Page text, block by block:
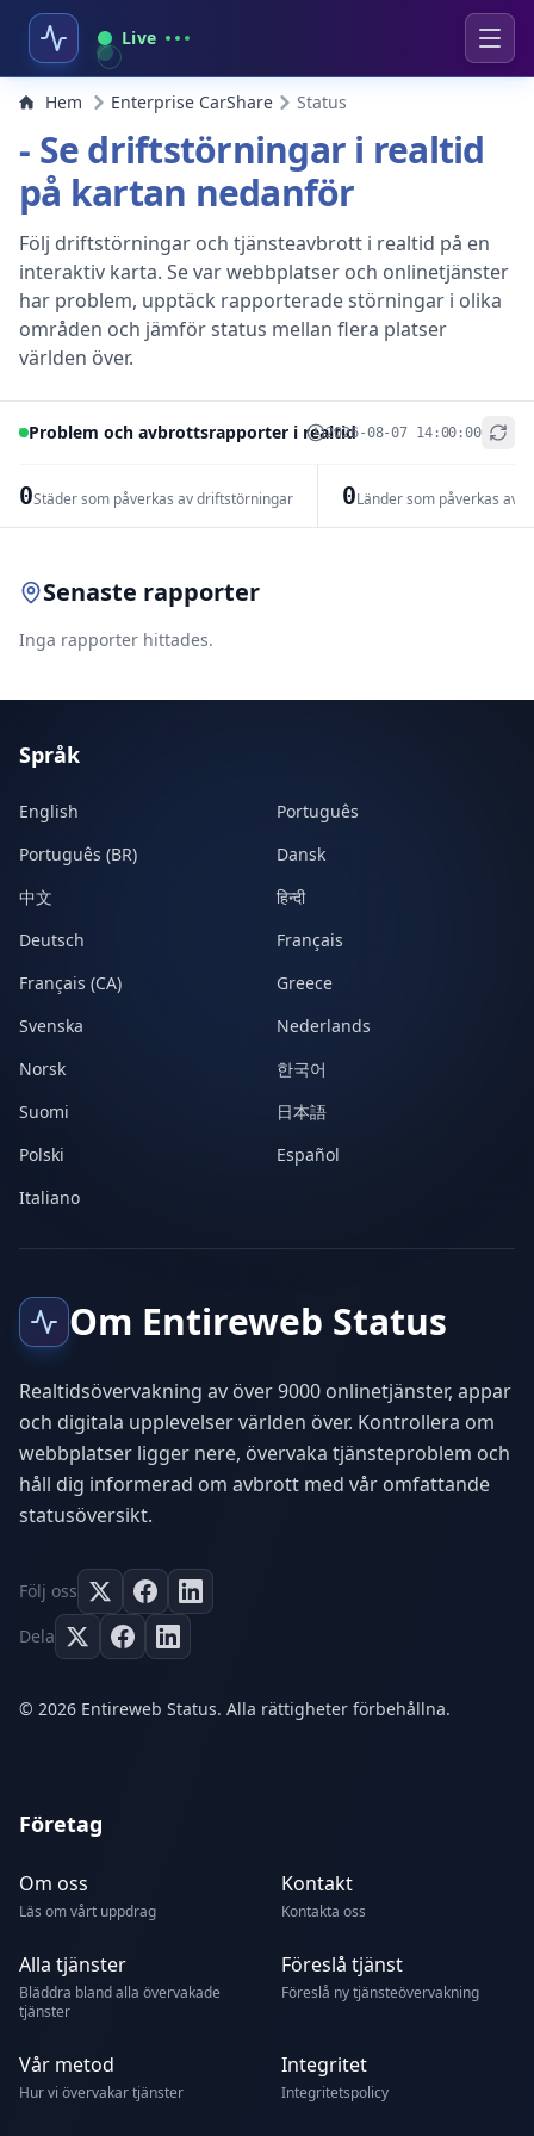
Live
Hem Enterprise CarShare Status
- Se driftstörningar i realtid
på kartan nedanför
Följ driftstörningar och tjänsteavbrott i realtid på en
interaktiv karta. Se var webbplatser och onlinetjänster
har problem, upptäck rapporterade störningar i olika
områden och jämför status mellan flera platser
världen över.
Problem och avbrottsrapporter i realtid2026-08-07 14:00:00
0Städer som påverkas av driftstörningar 0Länder som påverkas av
+
Senaste rapporter
Inga rapporter hittades.
Språk
English
Português
Português (BR)
Dansk
中文
हिन्दी
Deutsch
Français
Français (CA)
Greece
Svenska
Nederlands
Norsk
한국어
Suomi
日本語
Polski
Español
Italiano
Om Entireweb Status
Realtidsövervakning av över 9000 onlinetjänster, appar
och digitala upplevelser världen över. Kontrollera om
webbplatser ligger nere, övervaka tjänsteproblem och
håll dig informerad om avbrott med vår omfattande
statusöversikt.
Följ oss
Dela
© 2026 Entireweb Status. Alla rättigheter förbehållna.
Företag
Om oss
Läs om vårt uppdrag
Kontakt
Kontakta oss
Alla tjänster
Bläddra bland alla övervakade
tjänster
Föreslå tjänst
Föreslå ny tjänsteövervakning
Vår metod
Hur vi övervakar tjänster
Integritet
Integritetspolicy